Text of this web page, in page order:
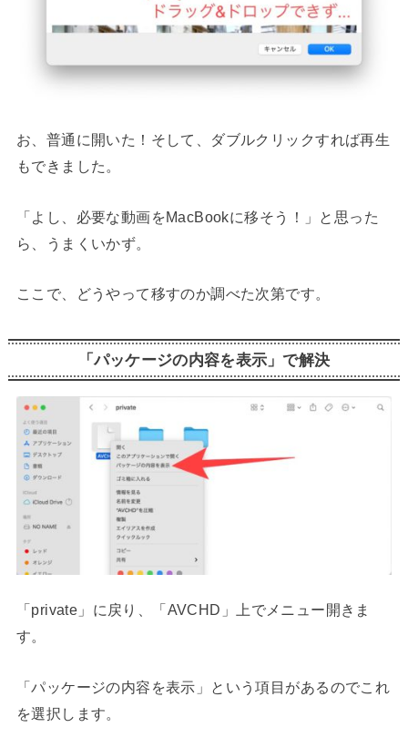
お、普通に開いた！そして、ダブルクリックすれば再生
もできました。
「よし、必要な動画をMacBookに移そう！」と思った
ら、うまくいかず。
ここで、どうやって移すのか調べた次第です。
「パッケージの内容を表示」で解決
「private」に戻り、「AVCHD」上でメニュー開きま
す。
「パッケージの内容を表示」という項目があるのでこれ
を選択します。